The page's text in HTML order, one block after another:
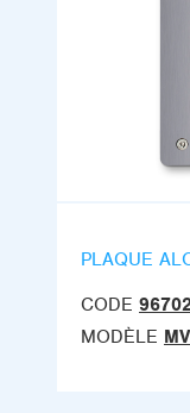
PLAQUE
CODE
MODÈLE